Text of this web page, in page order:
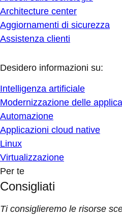
Architecture center
Aggiornamenti di sicurezza
Assistenza clienti
Desidero informazioni su:
Intelligenza artificiale
Modernizzazione delle
Automazione
Applicazioni cloud native
Linux
Virtualizzazione
Per te
Consigliati
Ti consiglieremo le risorse